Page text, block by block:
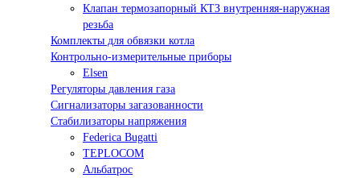
Клапан термозапорный КТЗ внутренняя-наружная
резьба
Комплекты для обвязки котла
Контрольно-измерительные приборы
Elsen
Регуляторы давления газа
Сигнализаторы загазованности
Стабилизаторы напряжения
Federica Bugatti
TEPLOCOM
Альбатрос